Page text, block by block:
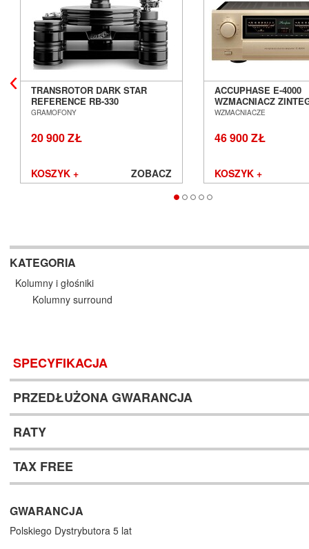
TRANSROTOR DARK STAR
REFERENCE RB-330
GRAMOFON ANALOGOWY
GRAMOFONY
20 900 ZŁ
KOSZYK + ZOBACZ
ACCUPHASE E-4000
WZMACNIACZ
SALON POZNAŃ
WZMACNIACZE
46 900 ZŁ
KOSZYK +
KATEGORIA
Kolumny i głośniki
Kolumny surround
SPECYFIKACJA
PRZEDŁUŻONA GWARANCJA
RATY
TAX FREE
GWARANCJA
Polskiego Dystrybutora 5 lat